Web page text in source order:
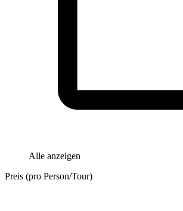
Alle anzeigen
Preis (pro Person/Tour)